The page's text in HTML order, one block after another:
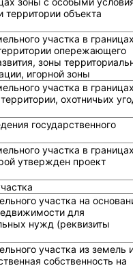
территории объекта
участка в
опережающего
зоны
игорной зоны
участка в
охотничьих
государственного
участка в
утвержден проект
участка на
для
нужд (реквизиты
участка из земель
собственность на